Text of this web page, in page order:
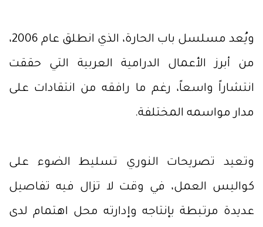
ويُعد مسلسل باب الحارة، الذي انطلق عام 2006،
من أبرز الأعمال الدرامية العربية التي حققت
انتشاراً واسعاً، رغم ما رافقه من انتقادات على
مدار مواسمه المختلفة.
وتعيد تصريحات النوري تسليط الضوء على
كواليس العمل، في وقت لا تزال فيه تفاصيل
عديدة مرتبطة بإنتاجه وإدارته محل اهتمام لدى